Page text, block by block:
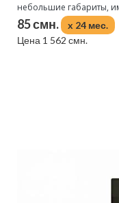
небольшие габариты,
85 смн.
x 24 мес.
Цена 1 562 смн.